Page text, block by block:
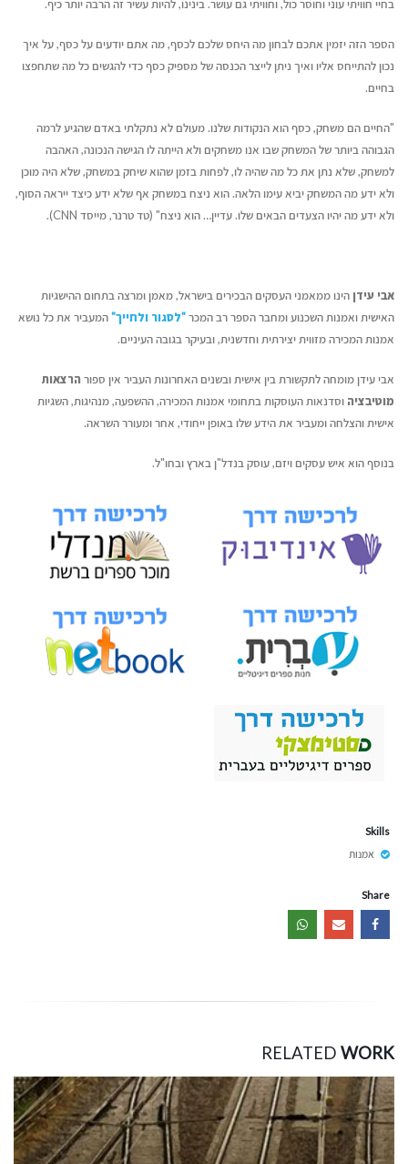
בחיי חוויתי עוני וחוסר כול, וחוויתי גם עושר. בינינו, להיות עשיר זה הרבה יותר כיף.
הספר הזה יזמין אתכם לבחון מה היחס שלכם לכסף, מה אתם יודעים על כסף, על איך
נכון להתייחס אליו ואיך ניתן לייצר הכנסה של מספיק כסף כדי להגשים כל מה שתחפצו
בחיים.
"החיים הם משחק, כסף הוא הנקודות שלנו. מעולם לא נתקלתי באדם שהגיע לרמה
הגבוהה ביותר של המשחק שבו אנו משחקים ולא הייתה לו הגישה הנכונה, האהבה
למשחק, שלא נתן את כל מה שהיה לו, לפחות בזמן שהוא שיחק במשחק, שלא היה מוכן
ולא ידע מה המשחק יביא עימו הלאה. הוא ניצח במשחק אף שלא ידע כיצד ייראה הסוף,
ולא ידע מה יהיו הצעדים הבאים שלו. עדיין… הוא ניצח" (טד טרנר, מייסד CNN).
אבי עידן הינו ממאמני העסקים הבכירים בישראל, מאמן ומרצה בתחום ההישגיות
האישית ואמנות השכנוע ומחבר הספר רב המכר"לסגור ולחייך"המעביר את כל נושא
אמנות המכירה מזווית יצירתית וחדשנית, ובעיקר בגובה העיניים.
אבי עידן מומחה לתקשורת בין אישית ובשנים האחרונות העביר אין ספור הרצאות
מוטיבציה וסדנאות העוסקות בתחומי אמנות המכירה, ההשפעה, מנהיגות, השגיות
אישית והצלחה ומעביר את הידע שלו באופן ייחודי, אחר ומעורר השראה.
בנוסף הוא איש עסקים ויזם, עוסק בנדל"ן בארץ ובחו"ל.
Skills
אמנות
Share
RELATED WORK